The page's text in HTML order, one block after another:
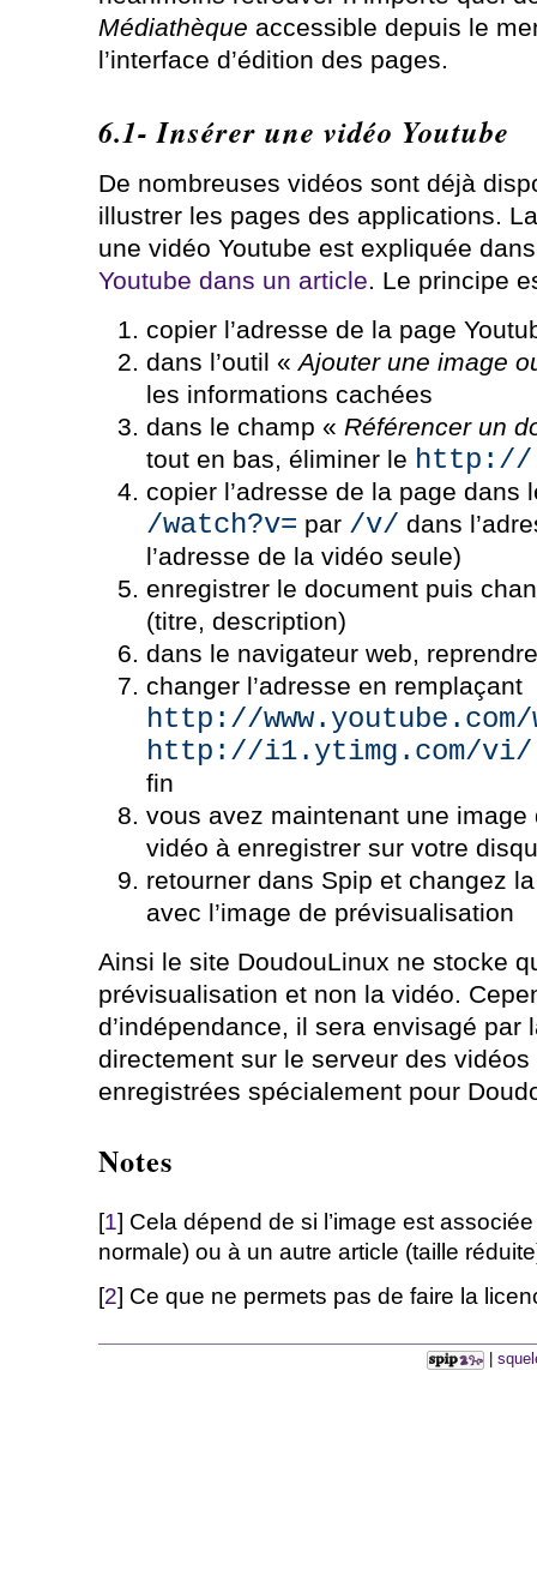
Médiathèque accessible depuis le
l’interface d’édition des pages.
6.1- Insérer une vidéo Youtube
De nombreuses vidéos sont déjà
illustrer les pages des applications.
une vidéo Youtube est expliquée
Youtube dans un article. Le principe
copier l’adresse de la page
dans l’outil «Ajouter une image
les informations cachées
dans le champ « Référencer un
tout en bas, éliminer le http://
copier l’adresse de la page dans
/watch?v= par /v/ dans
l’adresse de la vidéo seule)
enregistrer le document puis
(titre, description)
dans le navigateur web,
changer l’adresse en remplaçant
http://www.youtube.com/
http://i1.ytimg.com/vi/
fin
vous avez maintenant une
vidéo à enregistrer sur votre
retourner dans Spip et changez
avec l’image de prévisualisation
Ainsi le site DoudouLinux ne stocke
prévisualisation et non la vidéo.
d’indépendance, il sera envisagé par
directement sur le serveur des
enregistrées spécialement pour
Notes
[1] Cela dépend de si l’image est
normale) ou à un autre article (taille
[2] Ce que ne permets pas de faire la